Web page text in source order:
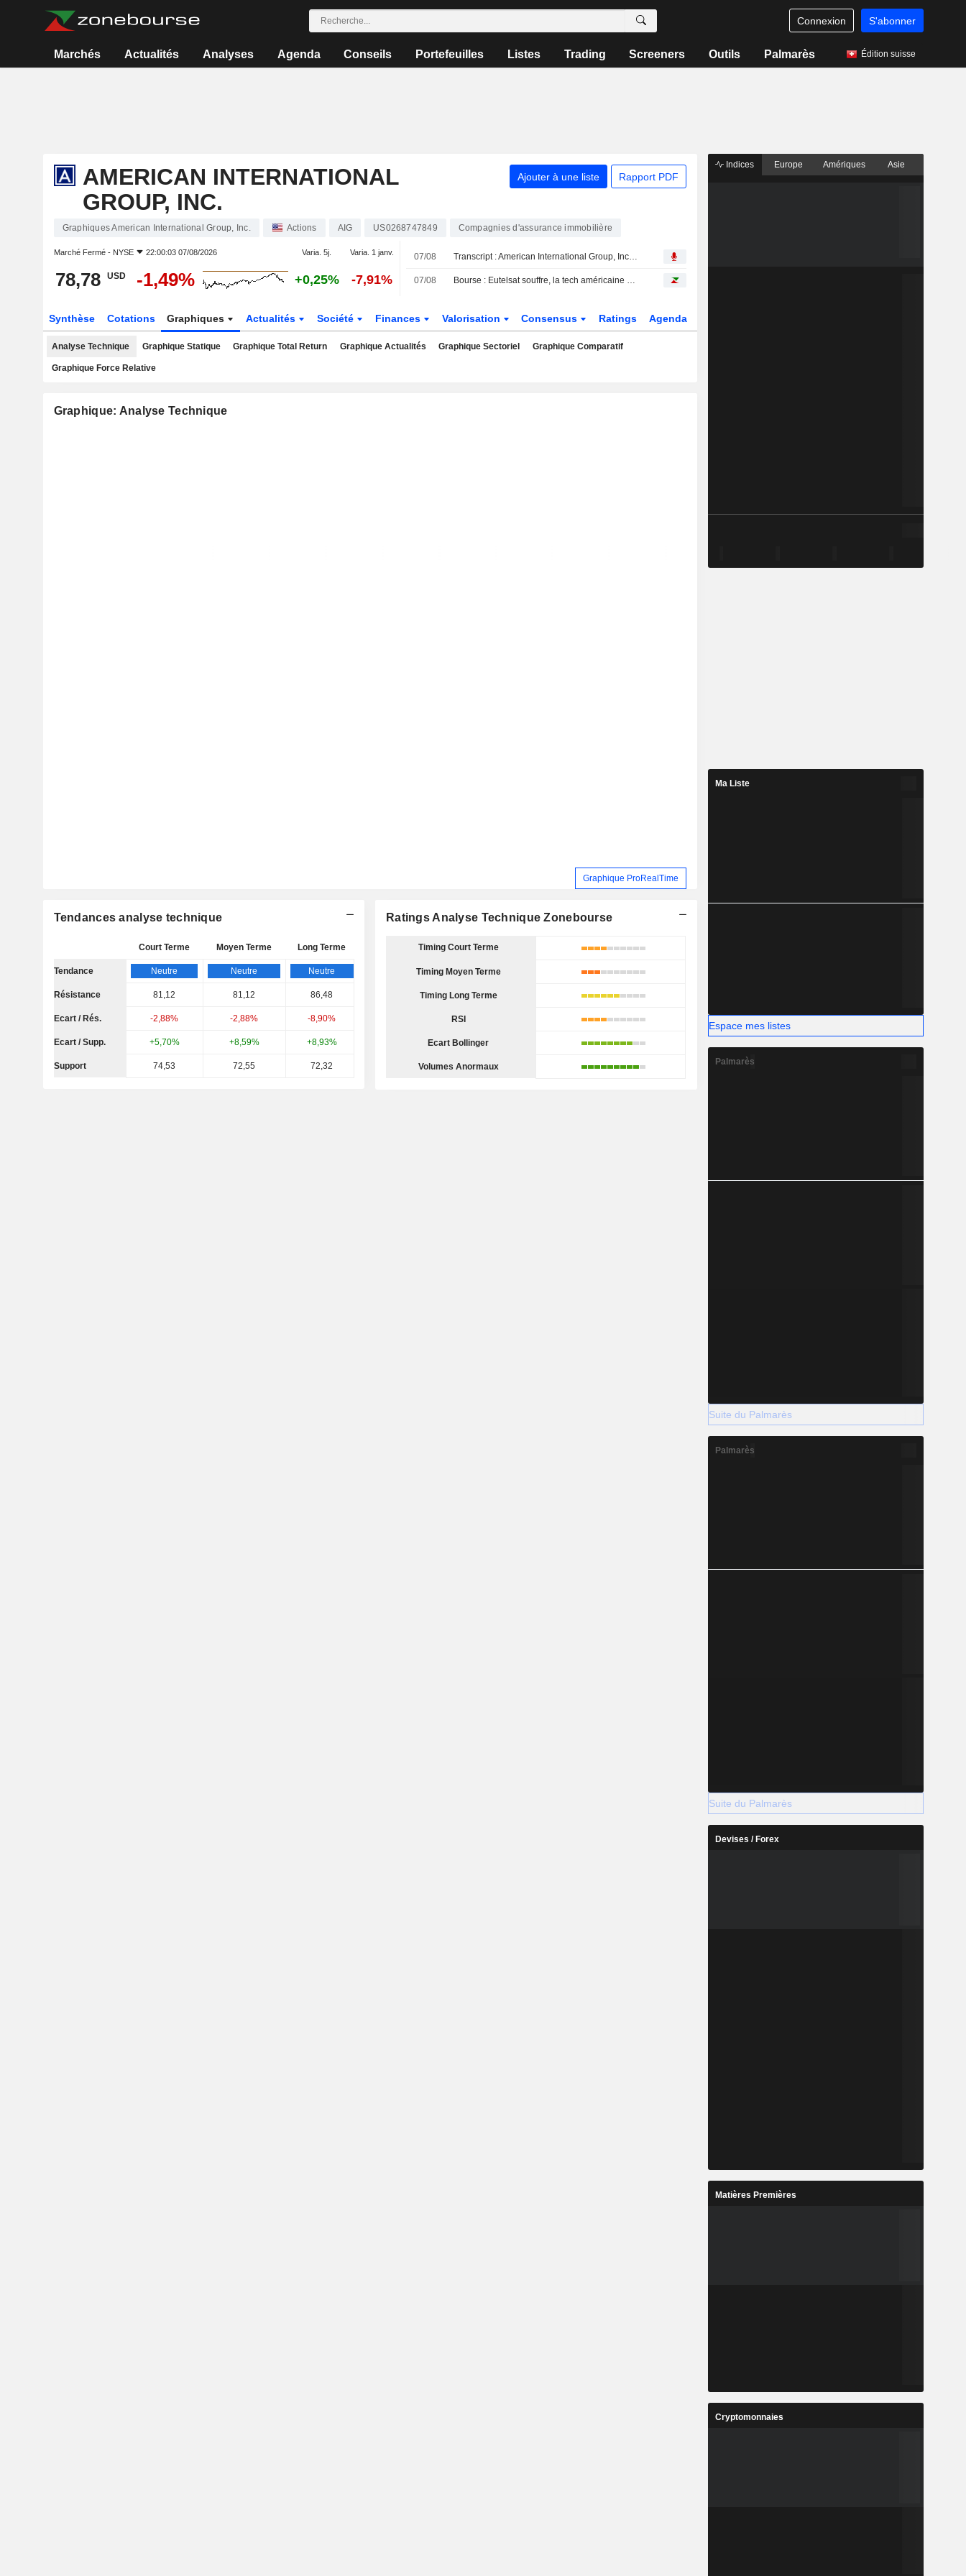
Connexion S'abonner
Marchés Actualités Analyses Agenda Conseils Portefeuilles Listes Trading Screeners Outils Palmarès Édition suisse
AMERICAN INTERNATIONAL
GROUP, INC.
Ajouter à une liste Rapport PDF
Graphiques American International Group, Inc. Actions AIG US0268747849 Compagnies d'assurance immobilière
Marché Fermé - NYSE 22:00:03 07/08/2026 Varia. 5j. Varia. 1 janv.
78,78 USD -1,49% +0,25% -7,91%
07/08 Transcript : American International Group, Inc., Q2 2026 Earnings Call, Aug 07, 2026
07/08 Bourse : Eutelsat souffre, la tech américaine s'offre un baroud d'honneur nocturne
Synthèse Cotations Graphiques Actualités Société Finances Valorisation Consensus Ratings Agenda
Analyse Technique Graphique Statique Graphique Total Return Graphique Actualités Graphique Sectoriel Graphique Comparatif
Graphique Force Relative
Graphique: Analyse Technique
Graphique ProRealTime
Tendances analyse technique
Court Terme Moyen Terme Long Terme
Tendance Neutre Neutre Neutre
Résistance 81,12 81,12 86,48
Ecart / Rés. -2,88% -2,88% -8,90%
Ecart / Supp. +5,70% +8,59% +8,93%
Support 74,53 72,55 72,32
Ratings Analyse Technique Zonebourse
Timing Court Terme
Timing Moyen Terme
Timing Long Terme
RSI
Ecart Bollinger
Volumes Anormaux
Indices Europe Amériques Asie
Ma Liste
Espace mes listes
Palmarès
Suite du Palmarès
Palmarès
Suite du Palmarès
Devises / Forex
Matières Premières
Cryptomonnaies